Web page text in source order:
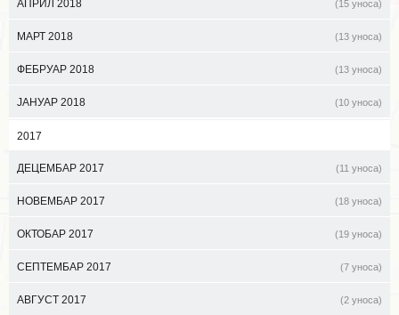
АПРИЛ 2018 (15 уноса)
МАРТ 2018 (13 уноса)
ФЕБРУАР 2018 (13 уноса)
ЈАНУАР 2018 (10 уноса)
2017
ДЕЦЕМБАР 2017 (11 уноса)
НОВЕМБАР 2017 (18 уноса)
ОКТОБАР 2017 (19 уноса)
СЕПТЕМБАР 2017 (7 уноса)
АВГУСТ 2017 (2 уноса)